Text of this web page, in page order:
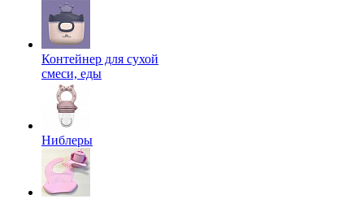
Контейнер для сухой
смеси, еды
Ниблеры